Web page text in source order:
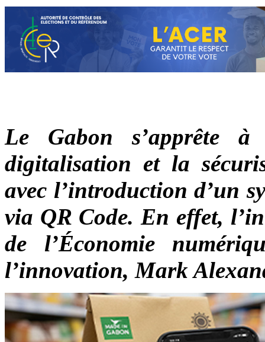
Le Gabon s’apprête
digitalisation et la
avec l’introduction d’un
via QR Code. En effet,
de l’Économie
l’innovation, Mark